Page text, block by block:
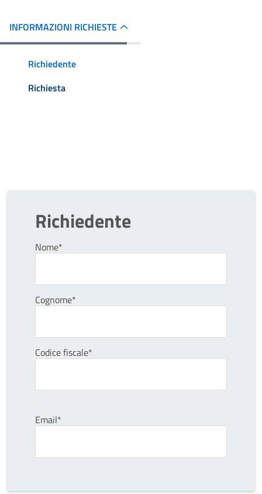
INFORMAZIONI RICHIESTE
Richiedente
Richiesta
Richiedente
Nome*
Cognome*
Codice fiscale*
Email*